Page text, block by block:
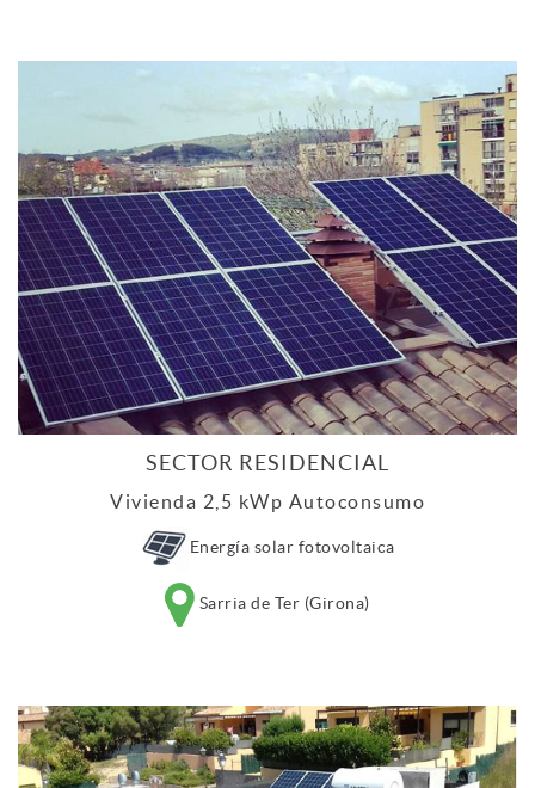
SECTOR RESIDENCIAL
Vivienda 2,5 kWp Autoconsumo
Energía solar fotovoltaica
Sarria de Ter (Girona)